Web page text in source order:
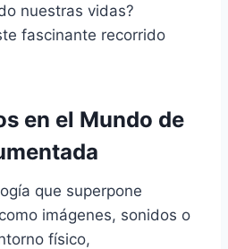
nuestras vidas?
fascinante recorrido
en el Mundo de
que superpone
imágenes, sonidos o
físico,